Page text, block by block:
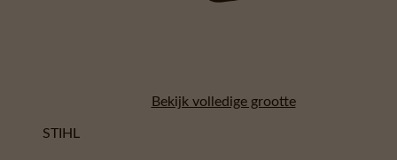
Bekijk volledige grootte
STIHL